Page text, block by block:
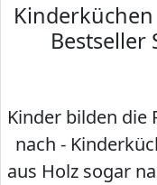
Bestseller
Kinder bilden die
nach -
aus Holz sogar